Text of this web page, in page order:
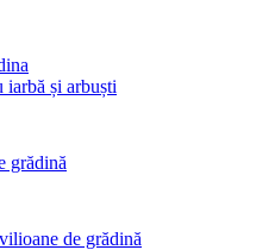
iarbă și arbuști
grădină
de grădină